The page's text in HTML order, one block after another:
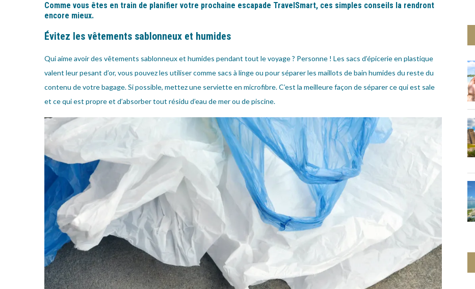
Comme vous êtes en train de planifier votre prochaine escapade TravelSmart, ces simples conseils la rendront
encore mieux.
Évitez les vêtements sablonneux et humides
Qui aime avoir des vêtements sablonneux et humides pendant tout le voyage ? Personne ! Les sacs d’épicerie en plastique
valent leur pesant d’or, vous pouvez les utiliser comme sacs à linge ou pour séparer les maillots de bain humides du reste du
contenu de votre bagage. Si possible, mettez une serviette en microfibre. C’est la meilleure façon de séparer ce qui est sale
et ce qui est propre et d’absorber tout résidu d’eau de mer ou de piscine.